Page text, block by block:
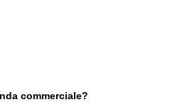
commerciale?